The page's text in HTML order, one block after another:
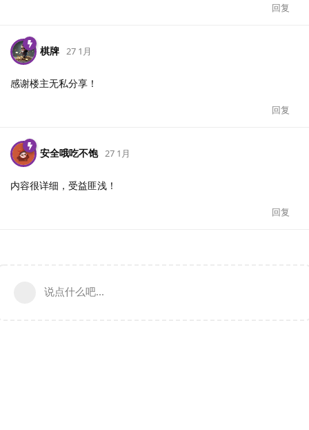
回复
棋牌 27 1月
感谢楼主无私分享！
回复
安全哦吃不饱 27 1月
内容很详细，受益匪浅！
回复
说点什么吧...